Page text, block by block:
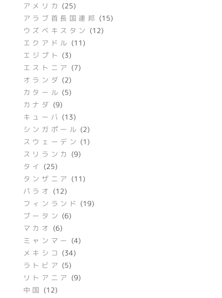
アメリカ (25)
アラブ首長国連邦 (15)
ウズベキスタン (12)
エクアドル (11)
エジプト (3)
エストニア (7)
オランダ (2)
カタール (5)
カナダ (9)
キューバ (13)
シンガポール (2)
スウェーデン (1)
スリランカ
(9)
タイ (25)
タンザニア (11)
パラオ (12)
フィンランド (19)
ブータン (6)
マカオ (6)
ミャンマー (4)
メキシコ (34)
ラトビア (5)
リトアニア (9)
中国 (12)